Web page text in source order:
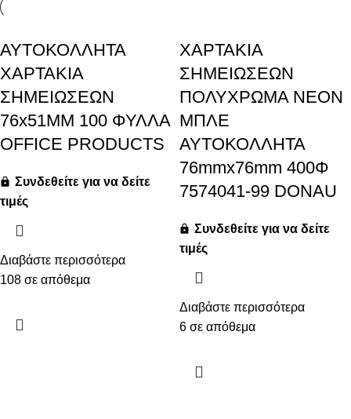
ΑΥΤΟΚΟΛΛΗΤΑ
ΧΑΡΤΑΚΙΑ
ΣΗΜΕΙΩΣΕΩΝ
76x51MM 100 ΦΥΛΛΑ
OFFICE PRODUCTS
Συνδεθείτε για να δείτε
τιμές
Διαβάστε περισσότερα
108 σε απόθεμα
ΧΑΡΤΑΚΙΑ
ΣΗΜΕΙΩΣΕΩΝ
ΠΟΛΥΧΡΩΜΑ ΝΕΟΝ
ΜΠΛΕ
ΑΥΤΟΚΟΛΛΗΤΑ
76mmx76mm 400Φ
7574041-99 DONAU
Συνδεθείτε για να δείτε
τιμές
Διαβάστε περισσότερα
6 σε απόθεμα